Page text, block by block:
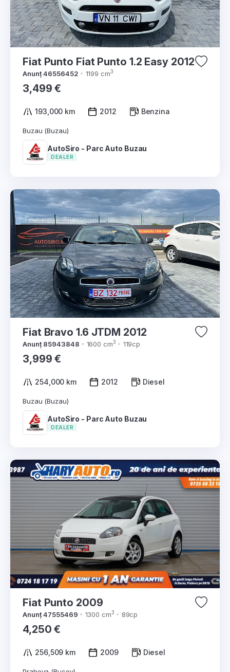
Fiat Punto Fiat Punto 1.2 Easy 2012
Anunț 46556452 1199 cm3
3,499 €
193,000 km 2012 Benzina
Buzau (Buzau)
AutoSiro - Parc Auto Buzau
DEALER
Fiat Bravo 1.6 JTDM 2012
Anunț 85943848 1600 cm3 119cp
3,999 €
254,000 km 2012 Diesel
Buzau (Buzau)
AutoSiro - Parc Auto Buzau
DEALER
Fiat Punto 2009
Anunț 47555469 1300 cm3 89cp
4,250 €
256,509 km 2009 Diesel